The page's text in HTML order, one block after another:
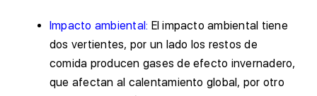
Impacto ambiental: El impacto ambiental tiene
dos vertientes, por un lado los restos de
comida producen gases de efecto invernadero,
que afectan al calentamiento global, por otro